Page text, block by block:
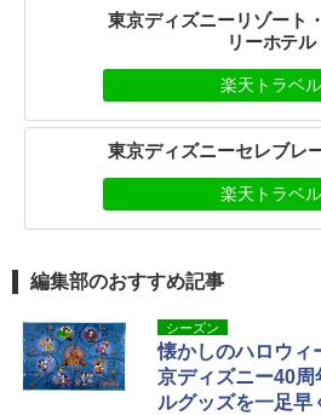
東京ディズニーリゾート
リーホテル
楽天トラベル
東京ディズニーセレブレ
楽天トラベル
編集部のおすすめ記事
シーズン
懐かしのハロウィ
京ディズニー40周
ルグッズを一足早